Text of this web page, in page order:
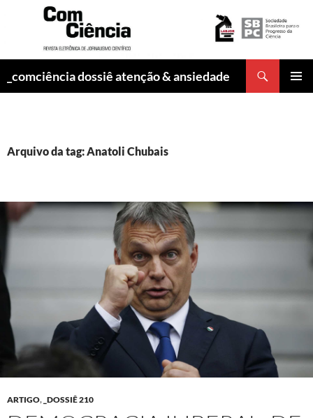
_comciência dossiê atenção & ansiedade
Arquivo da tag: Anatoli Chubais
ARTIGO, _DOSSIÊ 210